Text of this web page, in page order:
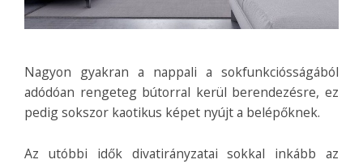
Nagyon gyakran a nappali a sokfunkciósságából
adódóan rengeteg bútorral kerül berendezésre, ez
pedig sokszor kaotikus képet nyújt a belépőknek.
Az utóbbi idők divatirányzatai sokkal inkább az